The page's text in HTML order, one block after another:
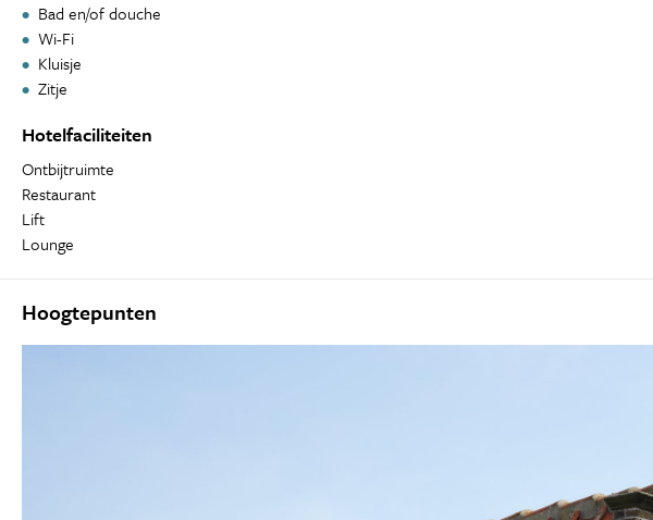
Bad en/of douche
Wi-Fi
Kluisje
Zitje
Hotelfaciliteiten
Ontbijtruimte
Restaurant
Lift
Lounge
Hoogtepunten